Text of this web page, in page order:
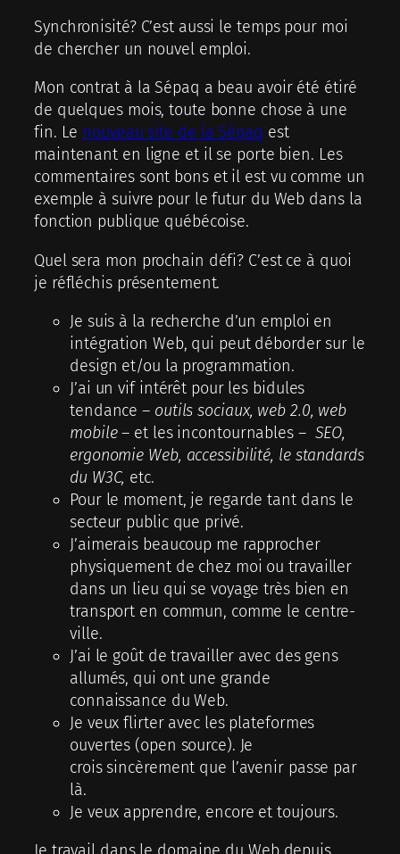
Synchronisité? C’est aussi le temps pour moi
de chercher un nouvel emploi.
Mon contrat à la Sépaq a beau avoir été étiré
de quelques mois, toute bonne chose à une
fin. Le nouveau site de la Sépaq est
maintenant en ligne et il se porte bien. Les
commentaires sont bons et il est vu comme un
exemple à suivre pour le futur du Web dans la
fonction publique québécoise.
Quel sera mon prochain défi? C’est ce à quoi
je réfléchis présentement.
Je suis à la recherche d’un emploi en
intégration Web, qui peut déborder sur le
design et/ou la programmation.
J’ai un vif intérêt pour les bidules
tendance – outils sociaux, web 2.0, web
mobile– et les incontournables – SEO,
ergonomie Web, accessibilité, le standards
du W3C, etc.
Pour le moment, je regarde tant dans le
secteur public que privé.
J’aimerais beaucoup me rapprocher
physiquement de chez moi ou travailler
dans un lieu qui se voyage très bien en
transport en commun, comme le centre-
ville.
J’ai le goût de travailler avec des gens
allumés, qui ont une grande
connaissance du Web.
Je veux flirter avec les plateformes
ouvertes (open source). Je
crois sincèrement que l’avenir passe par
là.
Je veux apprendre, encore et toujours.